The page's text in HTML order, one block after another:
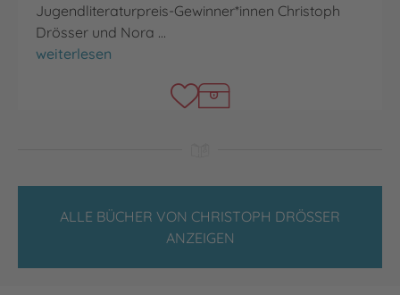
Jugendliteraturpreis-Gewinner*innen Christoph
Drösser und Nora …
Wir mussten flüchten
weiterlesen
ALLE BÜCHER VON CHRISTOPH DRÖSSER
ANZEIGEN